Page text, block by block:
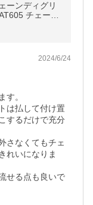
ーンディグリ
チェーン
2024/6/24
す。
は払して付け置
するだけで充分
さなくてもチェ
れいになりま
せる点も良いで